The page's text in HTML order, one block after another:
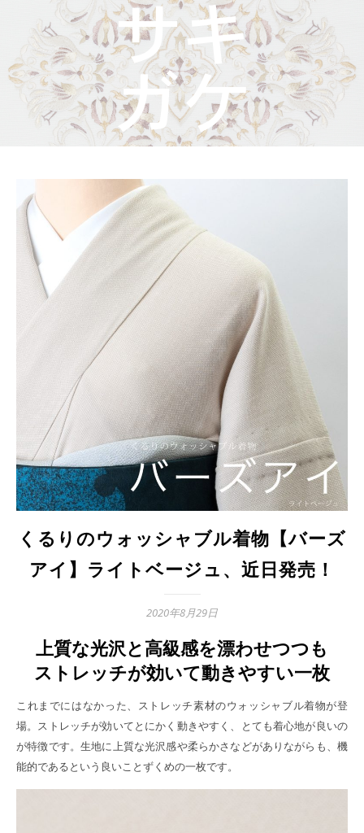
くるりのウォッシャブル着物【バーズ
アイ】ライトベージュ、近日発売！
2020年8月29日
上質な光沢と高級感を漂わせつつも
ストレッチが効いて動きやすい一枚
これまでにはなかった、ストレッチ素材のウォッシャブル着物が登
場。ストレッチが効いてとにかく動きやすく、とても着心地が良いの
が特徴です。生地に上質な光沢感や柔らかさなどがありながらも、機
能的であるという良いことずくめの一枚です。